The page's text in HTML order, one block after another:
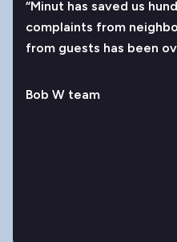
“Minut has saved us
complaints from
from guests has been
Bob W team